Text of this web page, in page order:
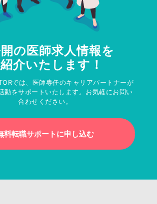
の医師求人情報を
介いたします！
では、医師専任のキャリアパートナーが
動をサポートいたします。お気軽にお問い
合わせください。
料転職サポートに申し込む